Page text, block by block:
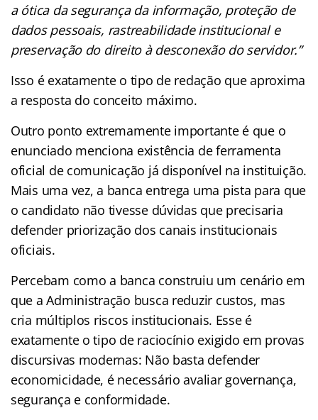
a ótica da segurança da informação, proteção de
dados pessoais, rastreabilidade institucional e
preservação do direito à desconexão do servidor.”
Isso é exatamente o tipo de redação que aproxima
a resposta do conceito máximo.
Outro ponto extremamente importante é que o
enunciado menciona existência de ferramenta
oficial de comunicação já disponível na instituição.
Mais uma vez, a banca entrega uma pista para que
o candidato não tivesse dúvidas que precisaria
defender priorização dos canais institucionais
oficiais.
Percebam como a banca construiu um cenário em
que a Administração busca reduzir custos, mas
cria múltiplos riscos institucionais. Esse é
exatamente o tipo de raciocínio exigido em provas
discursivas modernas: Não basta defender
economicidade, é necessário avaliar governança,
segurança e conformidade.